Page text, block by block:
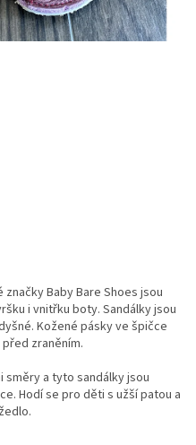
Baby Bare Shoes jsou
i vnitřku boty. Sandálky jsou
Kožené pásky ve špičce
zraněním.
směry a tyto sandálky jsou
Hodí se pro děti s užší patou a